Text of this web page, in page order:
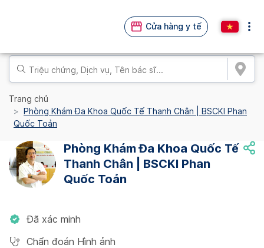
Cửa hàng y tế
Trang chủ
Phòng Khám Đa Khoa Quốc Tế Thanh Chân | BSCKI Phan
Quốc Toản
Phòng Khám Đa Khoa Quốc Tế
Thanh Chân | BSCKI Phan
Quốc Toản
Đã xác minh
Chẩn đoán Hình ảnh